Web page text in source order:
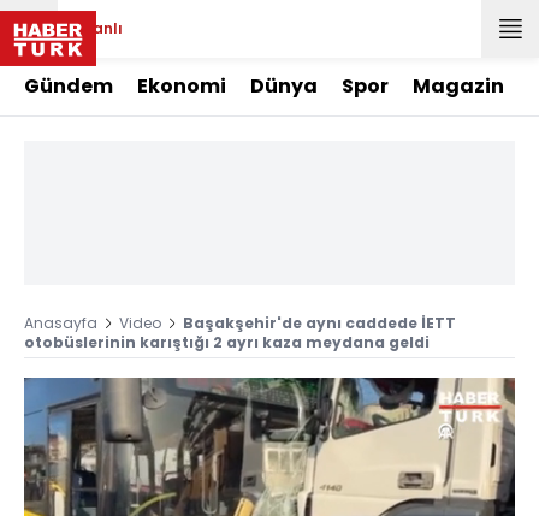
Canlı
Gündem Ekonomi Dünya Spor Magazin
Anasayfa Video
Başakşehir'de aynı caddede İETT
otobüslerinin karıştığı 2 ayrı kaza meydana geldi